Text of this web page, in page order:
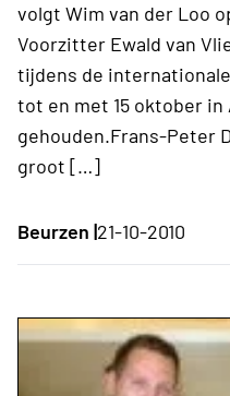
volgt Wim van der Loo
Voorzitter Ewald van
tijdens de
tot en met 15 oktober in
gehouden.Frans-Peter
groot […]
Beurzen |21-10-2010